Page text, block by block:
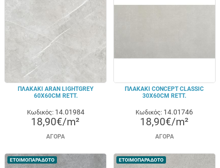
ΠΛΑΚΑΚΙ ARAN LIGHTGREY
60X60CM RETT.
Κωδικός: 14.01984
18,90€/m²
ΑΓΟΡΆ
ΠΛΑΚΑΚΙ CONCEPT CLASSIC
30X60CM RETT.
Κωδικός: 14.01746
18,90€/m²
ΑΓΟΡΆ
ΕΤΟΙΜΟΠΑΡΑΔΟΤΟ ΕΤΟΙΜΟΠΑΡΑΔΟΤΟ